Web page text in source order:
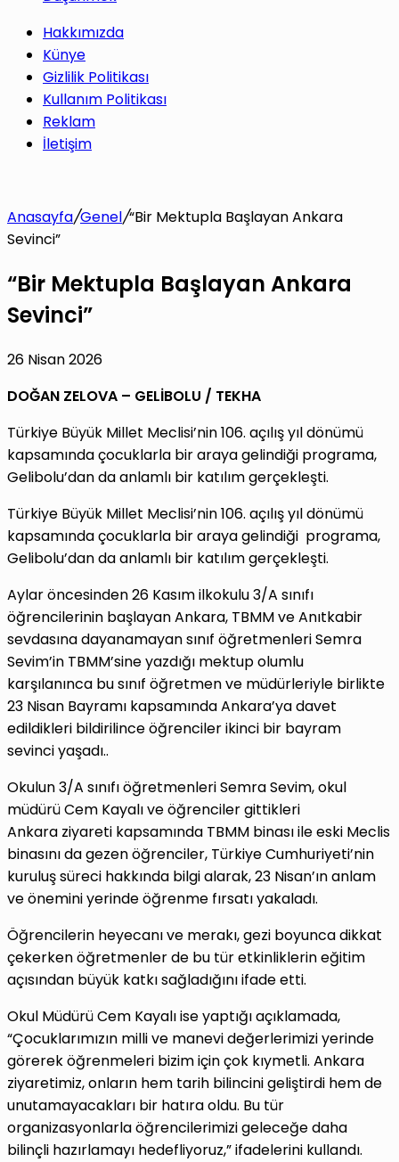
Hakkımızda
Künye
Gizlilik Politikası
Kullanım Politikası
Reklam
İletişim
Anasayfa/Genel/“Bir Mektupla Başlayan Ankara
Sevinci”
“Bir Mektupla Başlayan Ankara
Sevinci”
26 Nisan 2026
DOĞAN ZELOVA – GELİBOLU / TEKHA
Türkiye Büyük Millet Meclisi’nin 106. açılış yıl dönümü
kapsamında çocuklarla bir araya gelindiği programa,
Gelibolu’dan da anlamlı bir katılım gerçekleşti.
Türkiye Büyük Millet Meclisi’nin 106. açılış yıl dönümü
kapsamında çocuklarla bir araya gelindiği programa,
Gelibolu’dan da anlamlı bir katılım gerçekleşti.
Aylar öncesinden 26 Kasım ilkokulu 3/A sınıfı
öğrencilerinin başlayan Ankara, TBMM ve Anıtkabir
sevdasına dayanamayan sınıf öğretmenleri Semra
Sevim’in TBMM’sine yazdığı mektup olumlu
karşılanınca bu sınıf öğretmen ve müdürleriyle birlikte
23 Nisan Bayramı kapsamında Ankara’ya davet
edildikleri bildirilince öğrenciler ikinci bir bayram
sevinci yaşadı..
Okulun 3/A sınıfı öğretmenleri Semra Sevim, okul
müdürü Cem Kayalı ve öğrenciler gittikleri
Ankara ziyareti kapsamında TBMM binası ile eski Meclis
binasını da gezen öğrenciler, Türkiye Cumhuriyeti’nin
kuruluş süreci hakkında bilgi alarak, 23 Nisan’ın anlam
ve önemini yerinde öğrenme fırsatı yakaladı.
Öğrencilerin heyecanı ve merakı, gezi boyunca dikkat
çekerken öğretmenler de bu tür etkinliklerin eğitim
açısından büyük katkı sağladığını ifade etti.
Okul Müdürü Cem Kayalı ise yaptığı açıklamada,
“Çocuklarımızın milli ve manevi değerlerimizi yerinde
görerek öğrenmeleri bizim için çok kıymetli. Ankara
ziyaretimiz, onların hem tarih bilincini geliştirdi hem de
unutamayacakları bir hatıra oldu. Bu tür
organizasyonlarla öğrencilerimizi geleceğe daha
bilinçli hazırlamayı hedefliyoruz,” ifadelerini kullandı.